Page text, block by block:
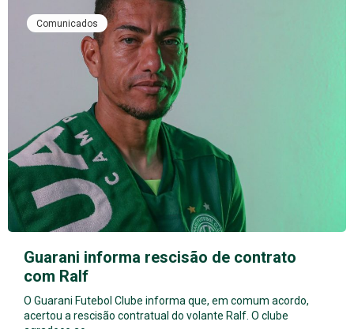
Comunicados
Guarani informa rescisão de contrato
com Ralf
O Guarani Futebol Clube informa que, em comum acordo,
acertou a rescisão contratual do volante Ralf. O clube